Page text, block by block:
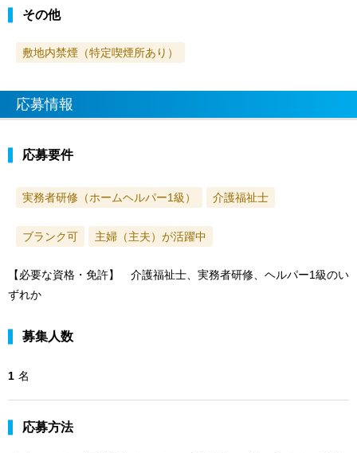
その他
敷地内禁煙（特定喫煙所あり）
応募情報
応募要件
実務者研修（ホームヘルパー1級） 介護福祉士
ブランク可 主婦（主夫）が活躍中
【必要な資格・免許】 介護福祉士、実務者研修、ヘルパー1級のい
ずれか
募集人数
1 名
応募方法